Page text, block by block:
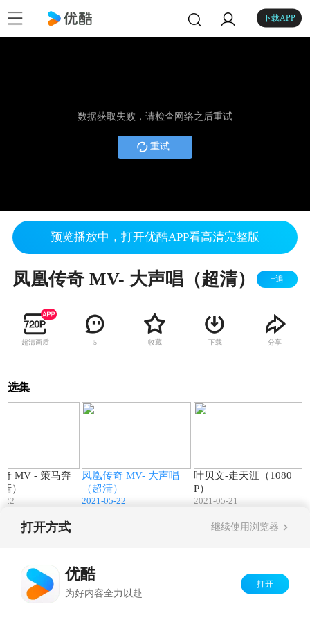
下载APP
数据获取失败，请检查网络之后重试
重试
预览播放中，打开优酷APP看高清完整版
凤凰传奇 MV- 大声唱（超清） +追
超清画质 5 收藏 下载 分享
选集
MV - 策马奔
）
22
凤凰传奇 MV- 大声唱
（超清）
2021-05-22
叶贝文-走天涯（1080
P）
2021-05-21
打开方式 继续使用浏览器
优酷
为好内容全力以赴
打开